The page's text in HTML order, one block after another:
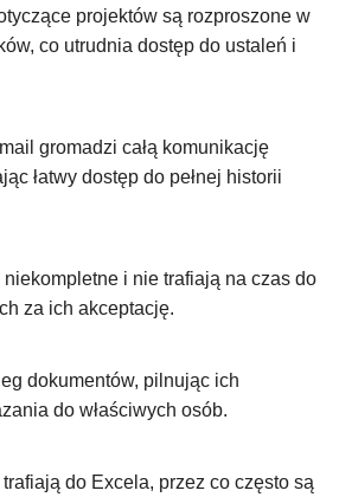
projektów są rozproszone w
co utrudnia dostęp do ustaleń i
gromadzi całą komunikację
łatwy dostęp do pełnej historii
i nie trafiają na czas do
za ich akceptację.
dokumentów, pilnując ich
do właściwych osób.
do Excela, przez co często są